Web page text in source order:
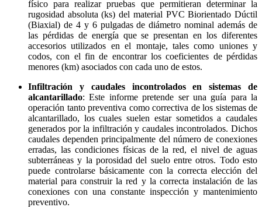
físico para realizar pruebas que permitieran determinar la
rugosidad absoluta (ks) del material PVC Biorientado Dúctil
(Biaxial) de 4 y 6 pulgadas de diámetro nominal además de
las pérdidas de energía que se presentan en los diferentes
accesorios utilizados en el montaje, tales como uniones y
codos, con el fin de encontrar los coeficientes de pérdidas
menores (km) asociados con cada uno de estos.
Infiltración y caudales incontrolados en sistemas de
alcantarillado: Este informe pretende ser una guía para la
operación tanto preventiva como correctiva de los sistemas de
alcantarillado, los cuales suelen estar sometidos a caudales
generados por la infiltración y caudales incontrolados. Dichos
caudales dependen principalmente del número de conexiones
erradas, las condiciones físicas de la red, el nivel de aguas
subterráneas y la porosidad del suelo entre otros. Todo esto
puede controlarse básicamente con la correcta elección del
material para construir la red y la correcta instalación de las
conexiones con una constante inspección y mantenimiento
preventivo.